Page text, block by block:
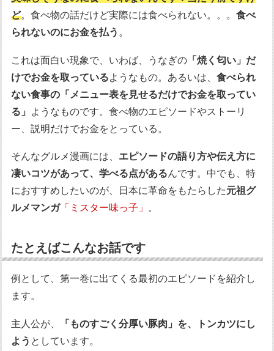
ど。食べ物の話だけど実際には食べられない。。。食べ
られないのにお金を払う 。
これは面白い現象で、いわば、うなぎの 「焼く匂い」だ
けでお金を取っているようなもの。あるいは、食べられ
ない食事の「メニュー表を見せるだけでお金を取ってい
る」 ようなものです。食べ物のエピソードやストーリ
ー、説明だけでお金をとっている。
そんなグルメ漫画には、 エピソードの語り方や伝え方に
凄いコツがあって、学べる点があるんです。中でも、特
におすすめしたいのが、日本に革命をもたらした元祖グ
ルメマンガ「ミスター味っ子」 。
たとえばこんなお話です
例として、第一巻に出てくる最初のエピソードを紹介し
ます。
主人公が、
「ものすごく分厚い豚肉」を、トンカツにし
よう としています。